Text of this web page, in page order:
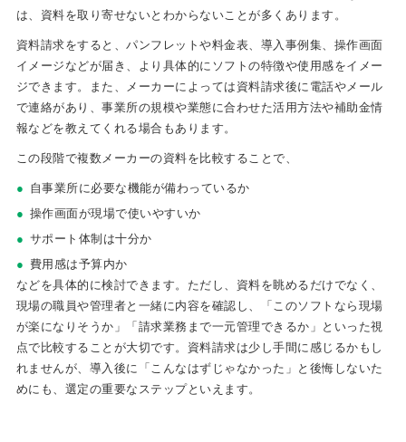
は、資料を取り寄せないとわからないことが多くあります。
資料請求をすると、パンフレットや料金表、導入事例集、操作画面
イメージなどが届き、より具体的にソフトの特徴や使用感をイメー
ジできます。また、メーカーによっては資料請求後に電話やメール
で連絡があり、事業所の規模や業態に合わせた活用方法や補助金情
報などを教えてくれる場合もあります。
この段階で複数メーカーの資料を比較することで、
自事業所に必要な機能が備わっているか
操作画面が現場で使いやすいか
サポート体制は十分か
費用感は予算内か
などを具体的に検討できます。ただし、資料を眺めるだけでなく、
現場の職員や管理者と一緒に内容を確認し、「このソフトなら現場
が楽になりそうか」「請求業務まで一元管理できるか」といった視
点で比較することが大切です。資料請求は少し手間に感じるかもし
れませんが、導入後に「こんなはずじゃなかった」と後悔しないた
めにも、選定の重要なステップといえます。